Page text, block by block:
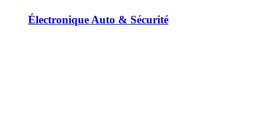
Électronique Auto & Sécurité